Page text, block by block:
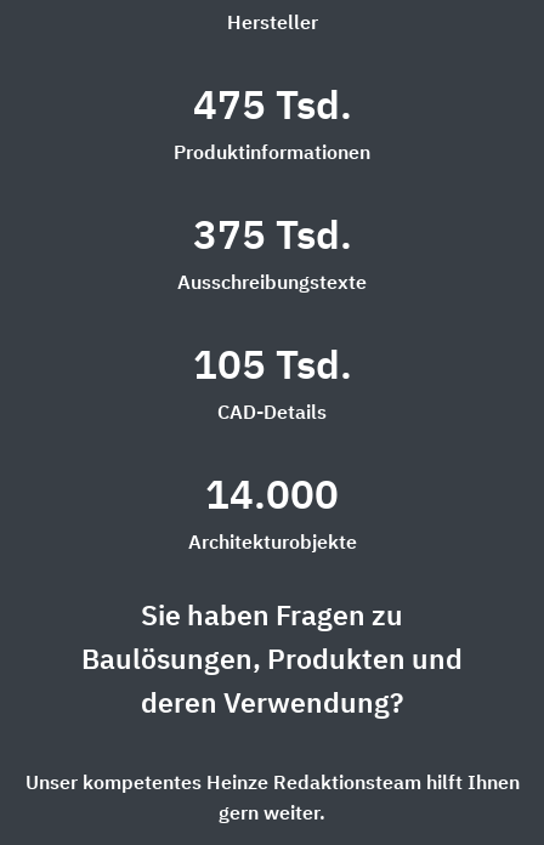
Hersteller
475 Tsd.
Produktinformationen
375 Tsd.
Ausschreibungstexte
105 Tsd.
CAD-Details
14.000
Architekturobjekte
Sie haben Fragen zu
Baulösungen, Produkten und
deren Verwendung?
Unser kompetentes Heinze Redaktionsteam hilft Ihnen
gern weiter.